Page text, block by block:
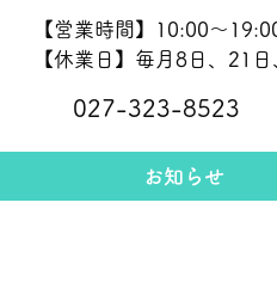
【営業時間】10:00～
【休業日】毎月8日、21
027-323-8523
お知らせ